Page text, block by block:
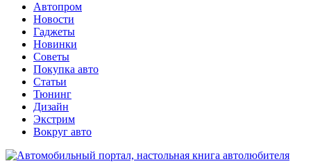
Автопром
Новости
Гаджеты
Новинки
Советы
Покупка авто
Статьи
Тюнинг
Дизайн
Экстрим
Вокруг авто